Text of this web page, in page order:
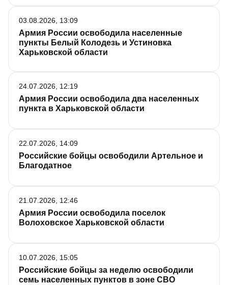
Армия России освободила населенные
пункты Белый Колодезь и Устиновка
Харьковской области
03.08.2026, 13:09
Армия России освободила два населенных
пункта в Харьковской области
24.07.2026, 12:19
Российские бойцы освободили Артельное и
Благодатное
22.07.2026, 14:09
Армия России освободила поселок
Волоховское Харьковской области
21.07.2026, 12:46
Российские бойцы за неделю освободили
семь населенных пунктов в зоне СВО
10.07.2026, 15:05